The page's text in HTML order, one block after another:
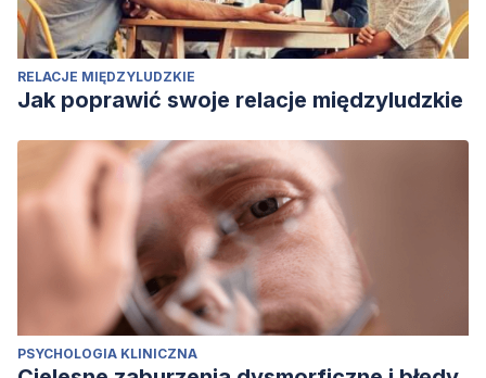
RELACJE MIĘDZYLUDZKIE
Jak poprawić swoje relacje międzyludzkie
PSYCHOLOGIA KLINICZNA